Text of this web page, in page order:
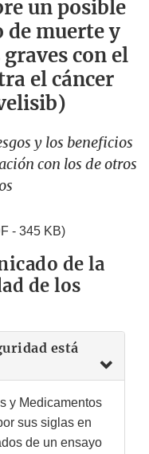
un posible
de muerte y
con el
el cáncer
y los beneficios
con los de otros
- 345 KB)
de la
de los
está
y Medicamentos
sus siglas en
de un ensayo